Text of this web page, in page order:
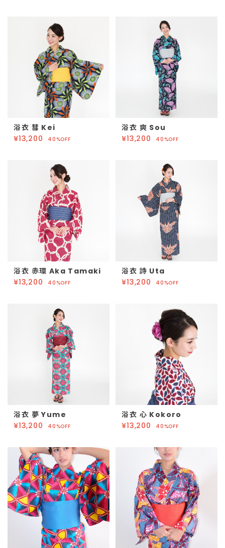
浴衣 彗 Kei
¥13,200
40%OFF
浴衣 爽 Sou
¥13,200
40%OFF
浴衣 赤環 Aka Tamaki
¥13,200
40%OFF
浴衣 詩 Uta
¥13,200
40%OFF
浴衣 夢 Yume
¥13,200
40%OFF
浴衣 心 Kokoro
¥13,200
40%OFF